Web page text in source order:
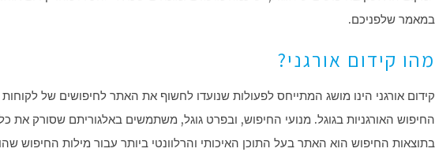
במאמר שלפניכם.
מהו קידום אורגני?
קידום אורגני הינו מושג המתייחס לפעולות שנועדו לחשוף את האתר לחיפושים של
החיפוש האורגניות בגוגל. מנועי החיפוש, ובפרט גוגל, משתמשים באלגוריתם שסורק
בתוצאות החיפוש הוא האתר בעל התוכן האיכותי והרלוונטי ביותר עבור מילות החיפוש